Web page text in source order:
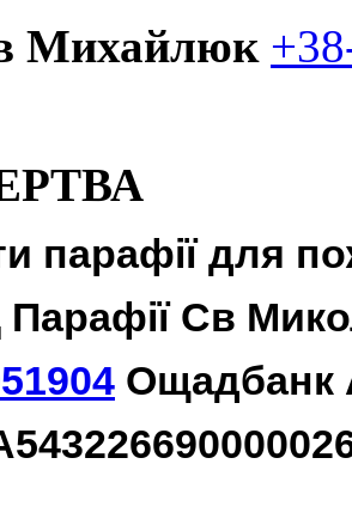
Михайлюк
парафії для
Св
Ощадбанк